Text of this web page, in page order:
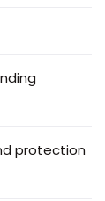
protection